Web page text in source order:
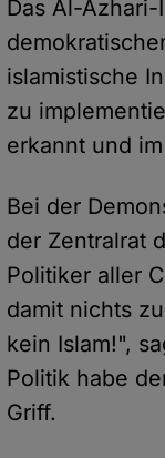
Das Al-
islamistische
zu
erkannt und
Bei der
der Zentralrat
Politiker aller
damit nichts
kein Islam!",
Politik habe
Griff.